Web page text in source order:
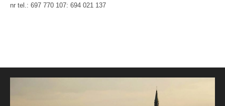
nr tel.: 697 770 107: 694 021 137